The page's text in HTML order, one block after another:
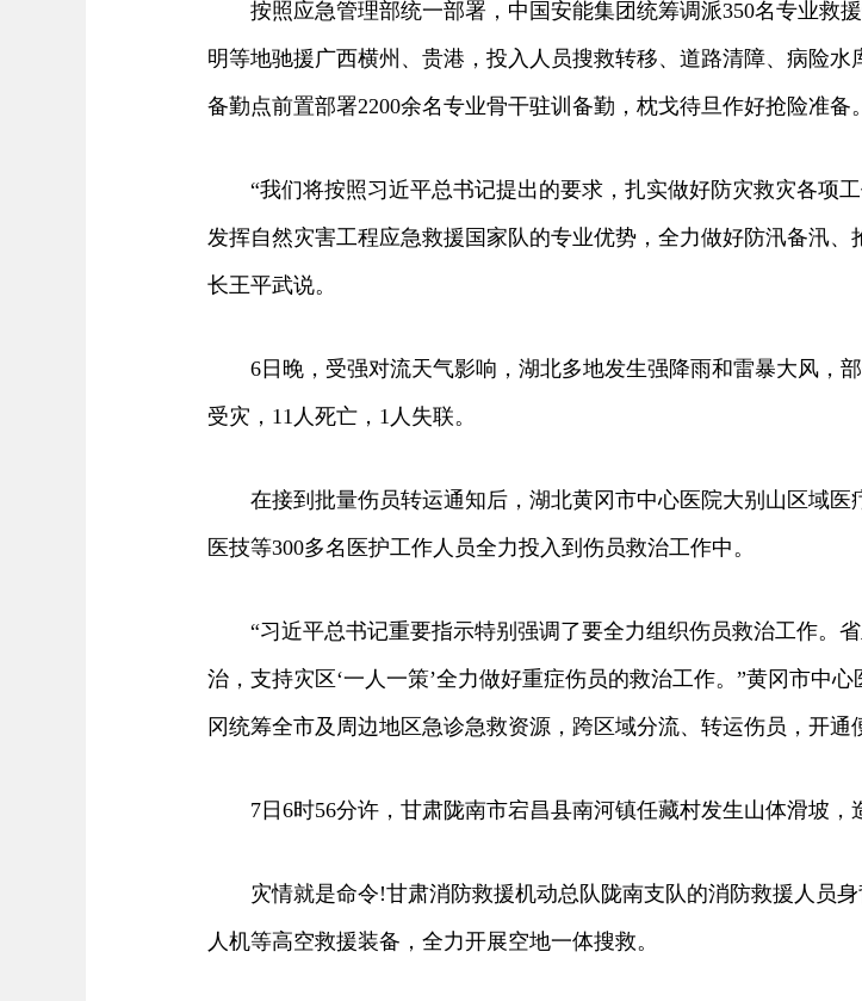
按照应急管理部统一部署，中国安能集团统筹调派350名专业救
明等地驰援广西横州、贵港，投入人员搜救转移、道路清障、病险
备勤点前置部署2200余名专业骨干驻训备勤，枕戈待旦作好抢险准备。
“我们将按照习近平总书记提出的要求，扎实做好防灾救灾各项工
发挥自然灾害工程应急救援国家队的专业优势，全力做好防汛备汛
长王平武说。
6日晚，受强对流天气影响，湖北多地发生强降雨和雷暴大风，部
受灾，11人死亡，1人失联。
在接到批量伤员转运通知后，湖北黄冈市中心医院大别山区域医
医技等300多名医护工作人员全力投入到伤员救治工作中。
“习近平总书记重要指示特别强调了要全力组织伤员救治工作。
治，支持灾区‘一人一策’全力做好重症伤员的救治工作。”黄冈市中
冈统筹全市及周边地区急诊急救资源，跨区域分流、转运伤员，开通
7日6时56分许，甘肃陇南市宕昌县南河镇任藏村发生山体滑坡，
灾情就是命令!甘肃消防救援机动总队陇南支队的消防救援人员身
人机等高空救援装备，全力开展空地一体搜救。